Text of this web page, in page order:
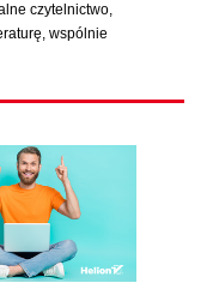
czytelnictwo,
wspólnie